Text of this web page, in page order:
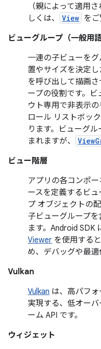
（親によって適用
しくは、
View をご
ビューグループ（一般用語
一連の子ビューを
置やサイズを決定
を呼び出して描画
ープの役割です。
ウト専用で非表示
ロール リストボッ
ります。ビューグル
まれますが、
ビュー階層
アプリの各コンポ
ースを定義するビ
プ オブジェクトの
子ビューグループ
ます。Android SDK
Viewer を使用する
め、デバッグや最適
Vulkan
Vulkan は、高パフ
実現する、低オー
ーム API です。
ウィジェット